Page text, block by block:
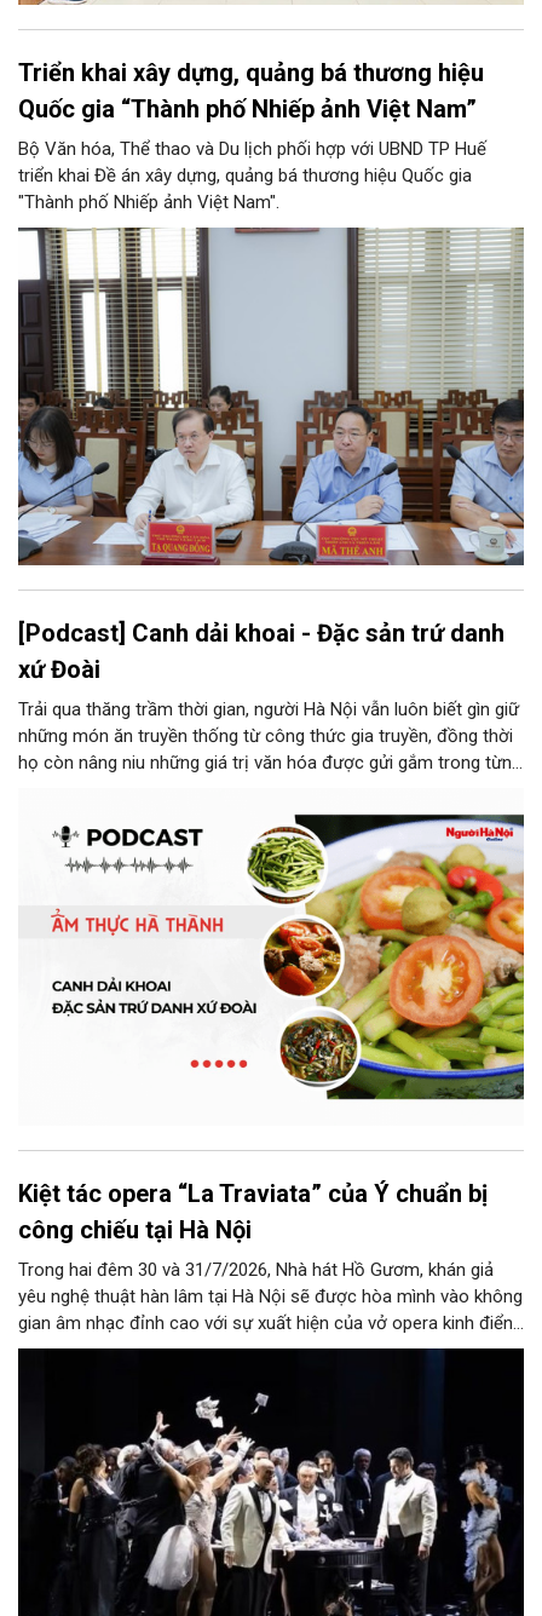
Triển khai xây dựng, quảng bá thương hiệu
Quốc gia “Thành phố Nhiếp ảnh Việt Nam”
Bộ Văn hóa, Thể thao và Du lịch phối hợp với UBND TP Huế
triển khai Đề án xây dựng, quảng bá thương hiệu Quốc gia
"Thành phố Nhiếp ảnh Việt Nam".
[Podcast] Canh dải khoai - Đặc sản trứ danh
xứ Đoài
Trải qua thăng trầm thời gian, người Hà Nội vẫn luôn biết gìn giữ
những món ăn truyền thống từ công thức gia truyền, đồng thời
họ còn nâng niu những giá trị văn hóa được gửi gắm trong từng
thức. Và canh dải khoai là một món ăn như thế.
Kiệt tác opera “La Traviata” của Ý chuẩn bị
công chiếu tại Hà Nội
Trong hai đêm 30 và 31/7/2026, Nhà hát Hồ Gươm, khán giả
yêu nghệ thuật hàn lâm tại Hà Nội sẽ được hòa mình vào không
gian âm nhạc đỉnh cao với sự xuất hiện của vở opera kinh điển
“La Traviata”.